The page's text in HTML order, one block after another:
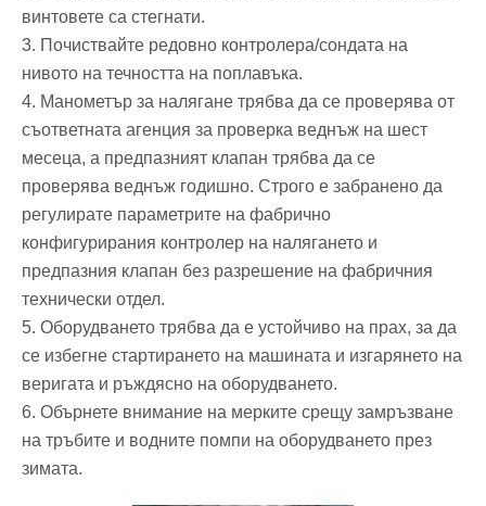
винтовете са стегнати.
3. Почиствайте редовно контролера/сондата на
нивото на течността на поплавъка.
4. Манометър за налягане трябва да се проверява от
съответната агенция за проверка веднъж на шест
месеца, а предпазният клапан трябва да се
проверява веднъж годишно. Строго е забранено да
регулирате параметрите на фабрично
конфигурирания контролер на налягането и
предпазния клапан без разрешение на фабричния
технически отдел.
5. Оборудването трябва да е устойчиво на прах, за да
се избегне стартирането на машината и изгарянето на
веригата и ръждясно на оборудването.
6. Обърнете внимание на мерките срещу замръзване
на тръбите и водните помпи на оборудването през
зимата.